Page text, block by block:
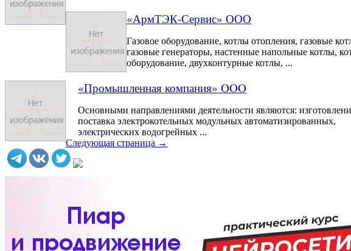
«АрмТЭК-Сервис» ООО
Газовое оборудование, котлы отопления, газовые
газовые генераторы, настенные напольные котлы,
оборудование, двухконтурные котлы, ...
«Промышленная компания» OOO
Основными направлениями деятельности являются:
поставка электрокотельных модульных автоматизированных,
электрических водогрейных ...
Следующая страница →